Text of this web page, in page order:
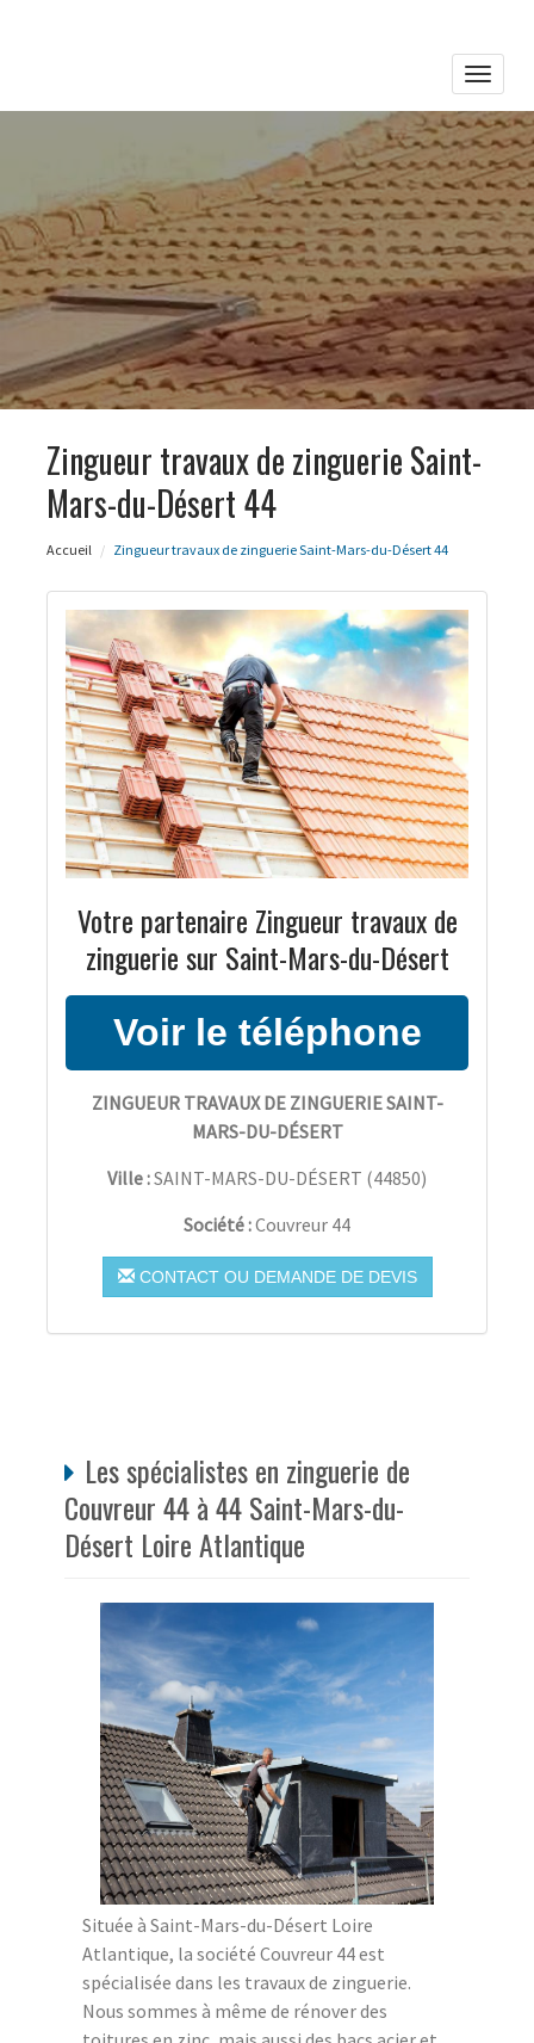
Toggle
Zingueur travaux de zinguerie Saint-
Mars-du-Désert 44
Accueil Zingueur travaux de zinguerie Saint-Mars-du-Désert 44
Votre partenaire Zingueur travaux de
zinguerie sur Saint-Mars-du-Désert
ZINGUEUR TRAVAUX DE ZINGUERIE SAINT-
MARS-DU-DÉSERT
Ville :SAINT-MARS-DU-DÉSERT (44850)
Société :Couvreur 44
CONTACT OU DEMANDE DE DEVIS
Les spécialistes en zinguerie de
Couvreur 44 à 44 Saint-Mars-du-
Désert Loire Atlantique
Située à Saint-Mars-du-Désert Loire
Atlantique, la société Couvreur 44 est
spécialisée dans les travaux de zinguerie.
Nous sommes à même de rénover des